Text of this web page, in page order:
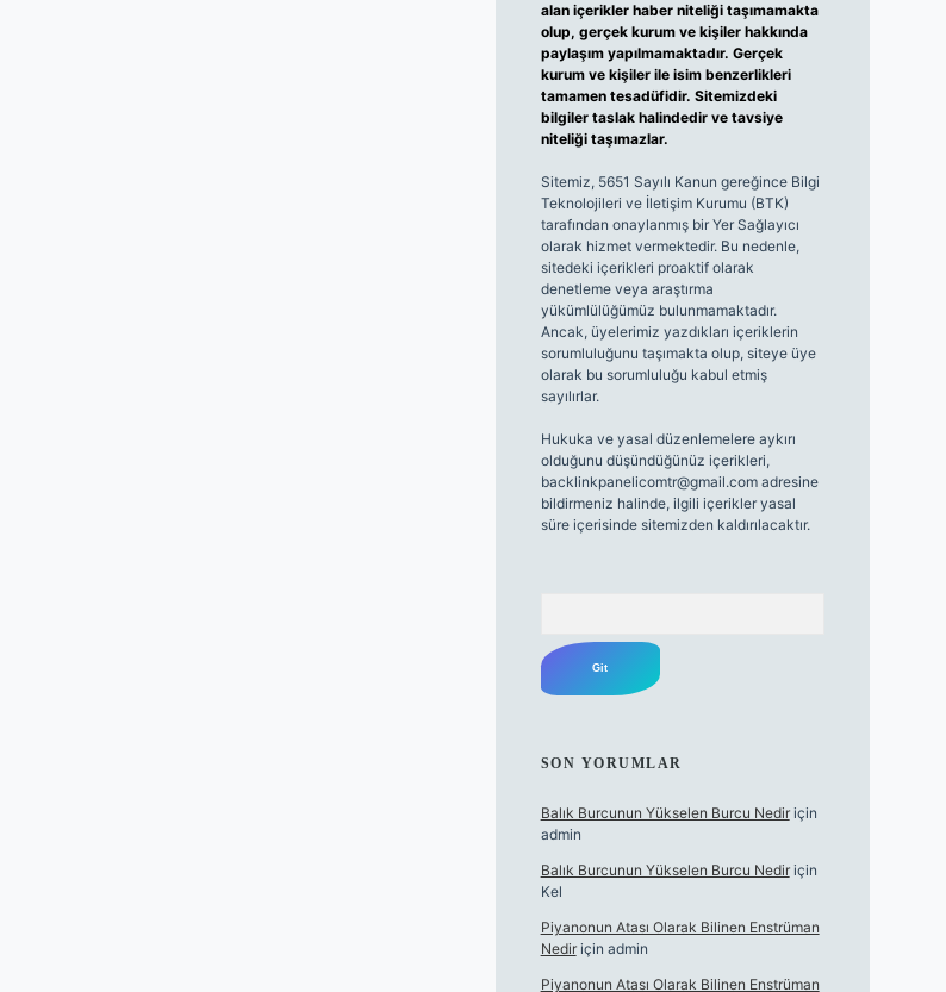
alan içerikler haber niteliği taşımamakta
olup, gerçek kurum ve kişiler hakkında
paylaşım yapılmamaktadır. Gerçek
kurum ve kişiler ile isim benzerlikleri
tamamen tesadüfidir. Sitemizdeki
bilgiler taslak halindedir ve tavsiye
niteliği taşımazlar.
Sitemiz, 5651 Sayılı Kanun gereğince Bilgi
Teknolojileri ve İletişim Kurumu (BTK)
tarafından onaylanmış bir Yer Sağlayıcı
olarak hizmet vermektedir. Bu nedenle,
sitedeki içerikleri proaktif olarak
denetleme veya araştırma
yükümlülüğümüz bulunmamaktadır.
Ancak, üyelerimiz yazdıkları içeriklerin
sorumluluğunu taşımakta olup, siteye üye
olarak bu sorumluluğu kabul etmiş
sayılırlar.
Hukuka ve yasal düzenlemelere aykırı
olduğunu düşündüğünüz içerikleri,
backlinkpanelicomtr@gmail.comadresine
bildirmeniz halinde, ilgili içerikler yasal
süre içerisinde sitemizden kaldırılacaktır.
SON YORUMLAR
Balık Burcunun Yükselen Burcu Nediriçin
admin
Balık Burcunun Yükselen Burcu Nediriçin
Kel
Piyanonun Atası Olarak Bilinen Enstrüman
Nediriçin admin
Piyanonun Atası Olarak Bilinen Enstrüman